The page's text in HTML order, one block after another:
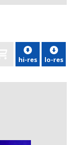
hi-res lo-res